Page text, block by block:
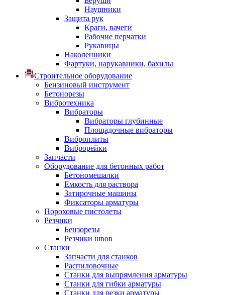
Наушники
Защита рук
Краги, вачеги
Рабочие перчатки
Рукавицы
Наколенники
Фартуки, нарукавники, бахилы
Строительное оборудование
Бензиновый инструмент
Бетонорезы
Вибротехника
Вибраторы
Вибраторы глубинные
Площадочные вибраторы
Виброплиты
Виброрейки
Запчасти
Оборудование для бетонных работ
Бетономешалки
Емкость для раствора
Затирочные машины
Фиксаторы арматуры
Пороховые пистолеты
Резчики
Бензорезы
Резчики швов
Станки
Запчасти для станков
Распиловочные
Станки для выпрямления арматуры
Станки для гибки арматуры
Станки для резки арматуры